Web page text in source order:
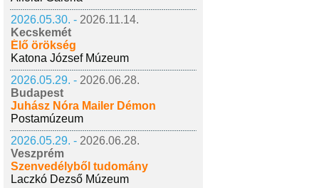
2026.05.30. - 2026.11.14.
Kecskemét
Élő örökség
Katona József Múzeum
2026.05.29. - 2026.06.28.
Budapest
Juhász Nóra Mailer Démon
Postamúzeum
2026.05.29. - 2026.06.28.
Veszprém
Szenvedélyből tudomány
Laczkó Dezső Múzeum